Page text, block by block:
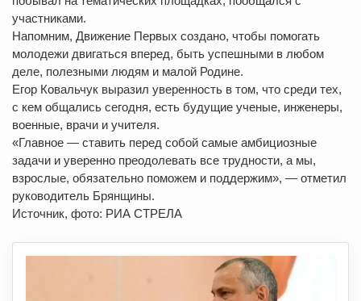
участниками.
Напомним, Движение Первых создано, чтобы помогать
молодежи двигаться вперед, быть успешными в любом
деле, полезными людям и малой Родине.
Егор Ковальчук выразил уверенность в том, что среди тех,
с кем общались сегодня, есть будущие ученые, инженеры,
военные, врачи и учителя.
«Главное — ставить перед собой самые амбициозные
задачи и уверенно преодолевать все трудности, а мы,
взрослые, обязательно поможем и поддержим», — отметил
руководитель Брянщины.
Источник, фото: РИА СТРЕЛА